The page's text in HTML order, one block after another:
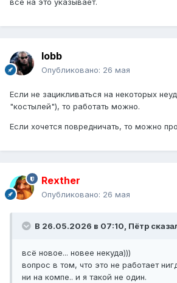
всё на это указывает.
lobb
Опубликовано: 26 мая
Если не зацикливаться на некоторых
"костылей"), то работать можно.
Если хочется повредничать, то можно
Rexther
Опубликовано: 26 мая
В 26.05.2026 в 07:10, Пётр
всё новое... новее некуда)))
вопрос в том, что это не работает
ни на компе.. и я такой не один.